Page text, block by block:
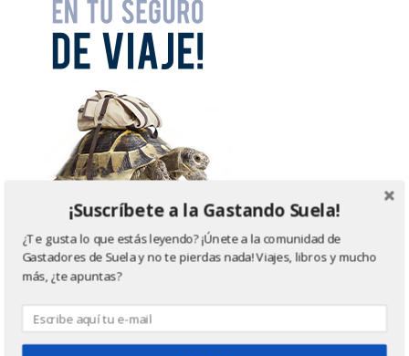
¿Donde quieres ir? ¡Te ayudo!
¡Suscríbete a la Gastando Suela!
¿Te gusta lo que estás leyendo? ¡Únete a la comunidad de
Gastadores de Suela y no te pierdas nada! Viajes, libros y mucho
más, ¿te apuntas?